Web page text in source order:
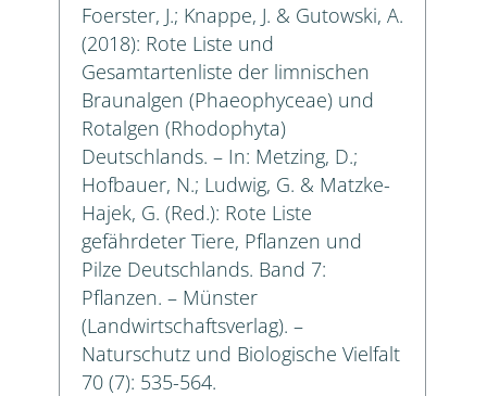
Foerster, J.; Knappe, J. & Gutowski, A.
(2018): Rote Liste und
Gesamtartenliste der limnischen
Braunalgen (Phaeophyceae) und
Rotalgen (Rhodophyta)
Deutschlands. – In: Metzing, D.;
Hofbauer, N.; Ludwig, G. & Matzke-
Hajek, G. (Red.): Rote Liste
gefährdeter Tiere, Pflanzen und
Pilze Deutschlands. Band 7:
Pflanzen. – Münster
(Landwirtschaftsverlag). –
Naturschutz und Biologische Vielfalt
70 (7): 535-564.